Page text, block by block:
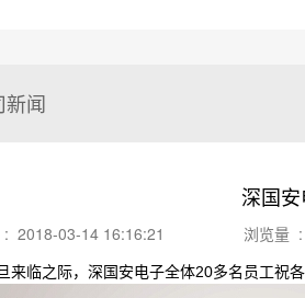
新闻
深国
2018-03-14 16:16:21 浏览量
来临之际，深国安电子全体20多名员工祝